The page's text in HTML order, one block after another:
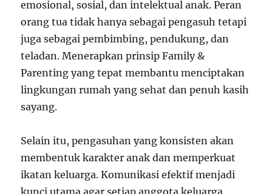
emosional, sosial, dan intelektual anak. Peran
orang tua tidak hanya sebagai pengasuh tetapi
juga sebagai pembimbing, pendukung, dan
teladan. Menerapkan prinsip Family &
Parenting yang tepat membantu menciptakan
lingkungan rumah yang sehat dan penuh kasih
sayang.
Selain itu, pengasuhan yang konsisten akan
membentuk karakter anak dan memperkuat
ikatan keluarga. Komunikasi efektif menjadi
kunci utama agar setiap anggota keluarga